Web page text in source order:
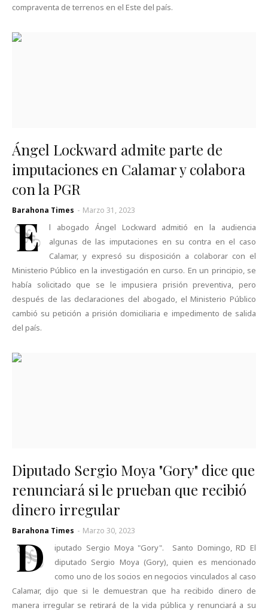
compraventa de terrenos en el Este del país.
Ángel Lockward admite parte de
imputaciones en Calamar y colabora
con la PGR
Barahona Times - Marzo 31, 2023
E
l abogado Ángel Lockward admitió en la audiencia
algunas de las imputaciones en su contra en el caso
Calamar, y expresó su disposición a colaborar con el
Ministerio Público en la investigación en curso. En un principio, se
había solicitado que se le impusiera prisión preventiva, pero
después de las declaraciones del abogado, el Ministerio Público
cambió su petición a prisión domiciliaria e impedimento de salida
del país.
Diputado Sergio Moya "Gory" dice que
renunciará si le prueban que recibió
dinero irregular
Barahona Times - Marzo 30, 2023
D
iputado Sergio Moya "Gory". Santo Domingo, RD El
diputado Sergio Moya (Gory), quien es mencionado
como uno de los socios en negocios vinculados al caso
Calamar, dijo que si le demuestran que ha recibido dinero de
manera irregular se retirará de la vida pública y renunciará a su